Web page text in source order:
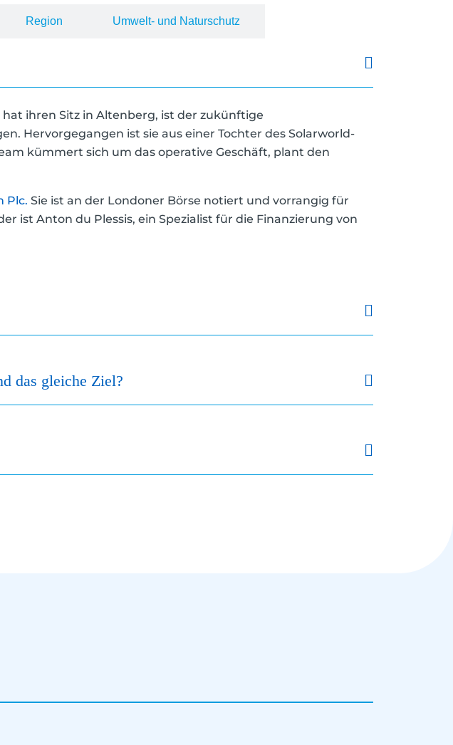
Region Umwelt- und Naturschutz
ihren Sitz in Altenberg, ist der zukünftige
Hervorgegangen ist sie aus einer Tochter des Solarworld-
kümmert sich um das operative Geschäft, plant den
Plc. Sie ist an der Londoner Börse notiert und vorrangig für
ist Anton du Plessis, ein Spezialist für die Finanzierung von
das gleiche Ziel?